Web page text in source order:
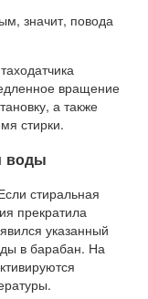
значит, повода
вращение
а также
стирки.
воды
стиральная
прекратила
указанный
в барабан. На